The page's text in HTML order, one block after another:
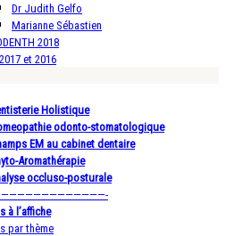
Dr Judith Gelfo
Marianne Sébastien
2018
et 2016
Holistique
odonto-stomatologique
EM au cabinet dentaire
Aromathérapie
occluso-posturale
à l’affiche
par thème